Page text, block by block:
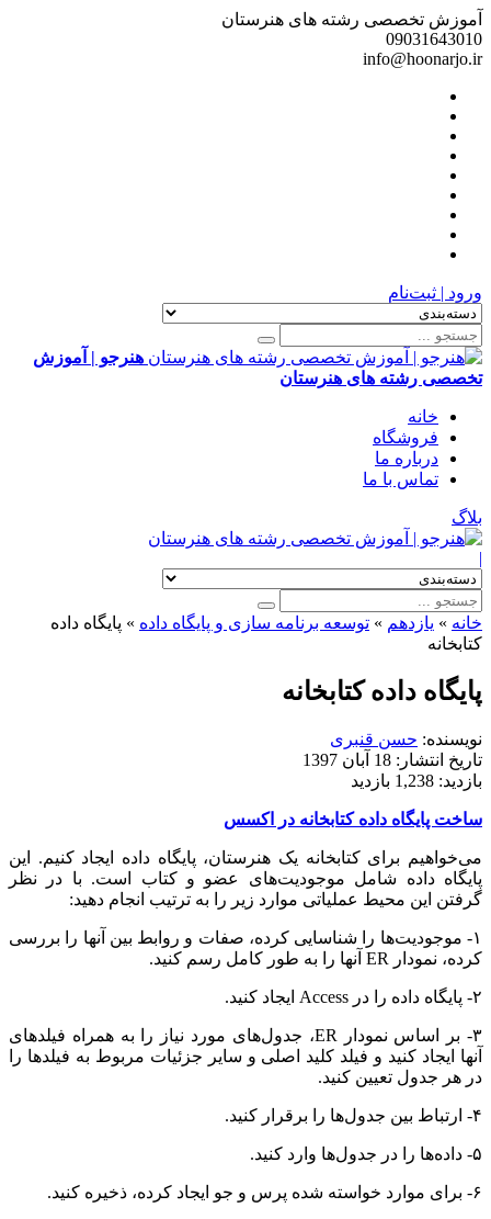
آموزش تخصصی رشته های هنرستان
09031643010
info@hoonarjo.ir
ورود | ثبت‌نام
هنرجو | آموزش
تخصصی رشته های هنرستان
خانه
فروشگاه
درباره ما
تماس با ما
بلاگ
|
خانه » یازدهم » توسعه برنامه سازی و پایگاه داده » پایگاه داده
کتابخانه
پایگاه داده کتابخانه
نویسنده: حسن قنبری
تاریخ انتشار: 18 آبان 1397
بازدید: 1,238 بازدید
ساخت پایگاه داده کتابخانه در اکسس
می‌­خواهیم برای کتابخانه یک هنرستان، پایگاه داده ایجاد کنیم. این
پایگاه داده شامل موجودیت­‌های عضو و کتاب است. با در نظر
گرفتن این محیط عملیاتی موارد زیر را به ترتیب انجام دهید:
۱- موجودیت­‌ها را شناسایی کرده، صفات و روابط بین آنها را بررسی
کرده، نمودار ER آنها را به طور کامل رسم کنید.
۲- پایگاه داده را در Access ایجاد کنید.
۳- بر اساس نمودار ER، جدول­‌های مورد نیاز را به همراه فیلدهای
آنها ایجاد کنید و فیلد کلید اصلی و سایر جزئیات مربوط به فیلدها را
در هر جدول تعیین کنید.
۴- ارتباط بین جدول‌­ها را برقرار کنید.
۵- داده­‌ها را در جدول­‌ها وارد کنید.
۶- برای موارد خواسته شده پرس و جو ایجاد کرده، ذخیره کنید.